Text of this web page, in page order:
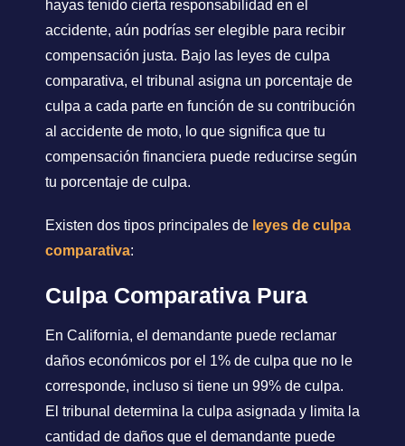
hayas tenido cierta responsabilidad en el
accidente, aún podrías ser elegible para recibir
compensación justa. Bajo las leyes de culpa
comparativa, el tribunal asigna un porcentaje de
culpa a cada parte en función de su contribución
al accidente de moto, lo que significa que tu
compensación financiera puede reducirse según
tu porcentaje de culpa.
Existen dos tipos principales de leyes de culpa
comparativa:
Culpa Comparativa Pura
En California, el demandante puede reclamar
daños económicos por el 1% de culpa que no le
corresponde, incluso si tiene un 99% de culpa.
El tribunal determina la culpa asignada y limita la
cantidad de daños que el demandante puede